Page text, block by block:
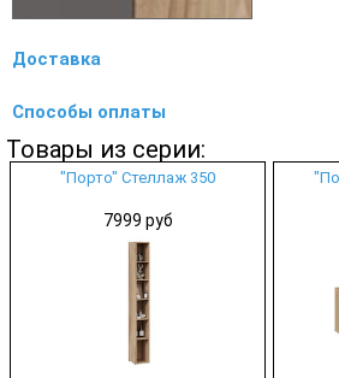
Доставка
Способы оплаты
Товары из серии:
"Порто" Стеллаж 350
7999 руб